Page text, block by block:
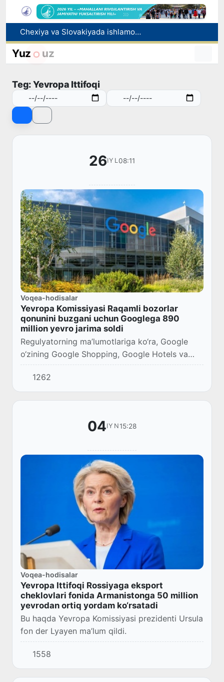
Chexiya va Slovakiyada ishlamoqchi bo‘lgan tibbiyot mutaxassislari ro‘yxatga olinadi
Bolaning familiyasiga otasining ismini berishga ruxsat beriladi
Ekstremistik tashkilotlar va materiallarning elektron reyestri yuritiladi
Yuz uz
Teg: Yevropa Ittifoqi
26IYL08:11
Voqea-hodisalar
Yevropa Komissiyasi Raqamli bozorlar
qonunini buzgani uchun Googlega 890
million yevro jarima soldi
Regulyatorning ma’lumotlariga ko‘ra, Google
o‘zining Google Shopping, Google Hotels va
Google Flights kabi xizmatlariga ustuvor
ahamiyat berib, qidiruv natijalarida raqobatdosh
xiz...
1262
04IYN15:28
Voqea-hodisalar
Yevropa Ittifoqi Rossiyaga eksport
cheklovlari fonida Armanistonga 50 million
yevrodan ortiq yordam ko‘rsatadi
Bu haqda Yevropa Komissiyasi prezidenti Ursula
fon der Lyayen ma’lum qildi.
1558